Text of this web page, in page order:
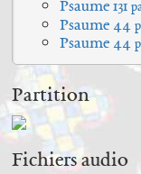
Psaume 131
Psaume 44
Psaume 44
Partition
Fichiers audio